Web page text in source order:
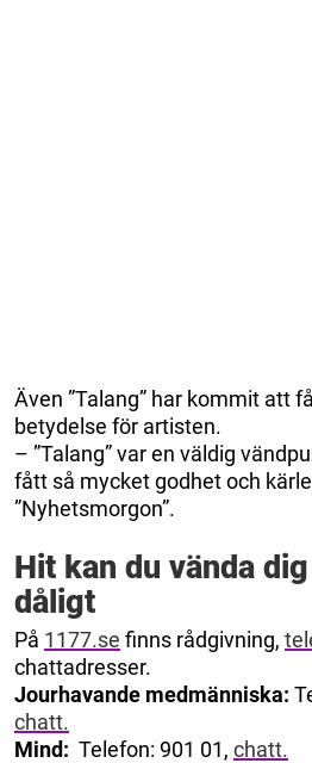
Även ”Talang” har kommit att
betydelse för artisten.
– ”Talang” var en väldig
fått så mycket godhet och
”Nyhetsmorgon”.
Hit kan du vända
dåligt
På 1177.se finns rådgivning,
chattadresser.
Jourhavande medmänniska:
chatt.
Mind: Telefon: 901 01, chatt.